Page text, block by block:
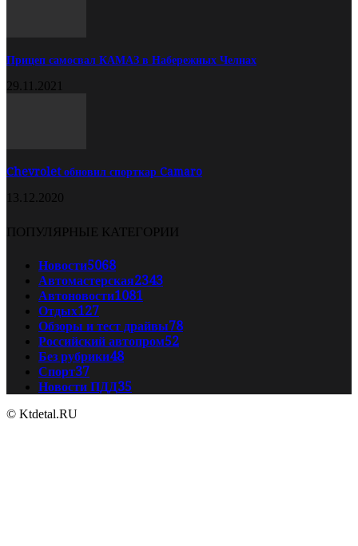
Прицеп самосвал КАМАЗ в Набережных Челнах
29.11.2021
Chevrolet обновил спорткар Camaro
13.12.2020
ПОПУЛЯРНЫЕ КАТЕГОРИИ
Новости5068
Автомастерская2343
Автоновости1081
Отдых127
Обзоры и тест драйвы78
Российский автопром52
Без рубрики48
Спорт37
Новости ПДД35
© Ktdetal.RU